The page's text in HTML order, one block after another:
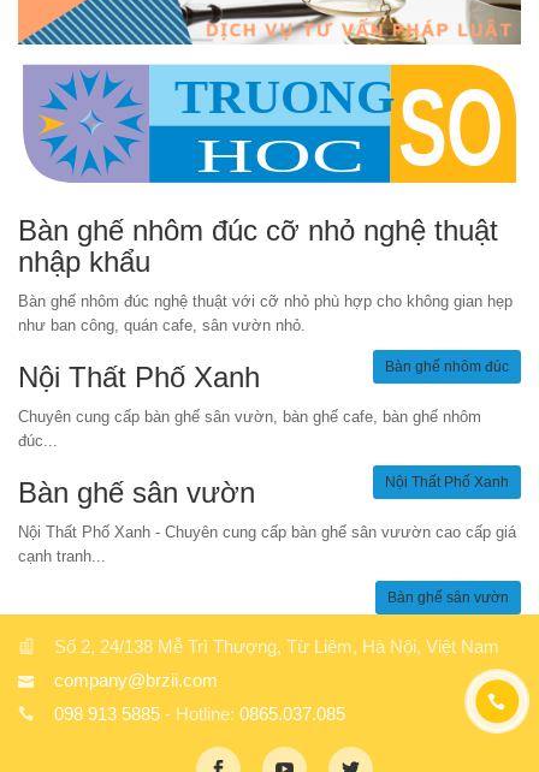
Bàn ghế nhôm đúc cỡ nhỏ nghệ thuật
nhập khẩu
Bàn ghế nhôm đúc nghệ thuật với cỡ nhỏ phù hợp cho không gian hẹp
như ban công, quán cafe, sân vườn nhỏ.
Bàn ghế nhôm đúc
Nội Thất Phố Xanh
Chuyên cung cấp bàn ghế sân vườn, bàn ghế cafe, bàn ghế nhôm
đúc...
Nội Thất Phố Xanh
Bàn ghế sân vườn
Nội Thất Phố Xanh - Chuyên cung cấp bàn ghế sân vưườn cao cấp giá
cạnh tranh...
Bàn ghế sân vườn
Số 2, 24/138 Mễ Trì Thượng, Từ Liêm, Hà Nội, Việt Nam
company@brzii.com
098 913 5885 - Hotline: 0865.037.085